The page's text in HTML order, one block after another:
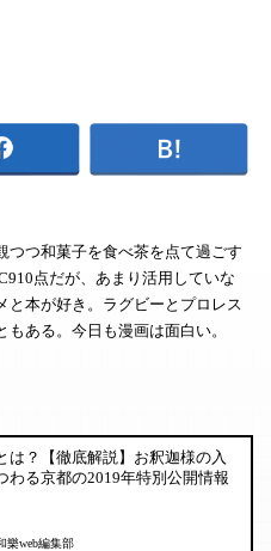
つつ和菓子を食べ茶を点て過ごす
点だが、あまり活用していな
と本が好き。ラグビーとプロレス
もある。今日も漫画は面白い。
は？【徹底解説】お釈迦様の入
わる京都の2019年特別公開情報
樂web編集部